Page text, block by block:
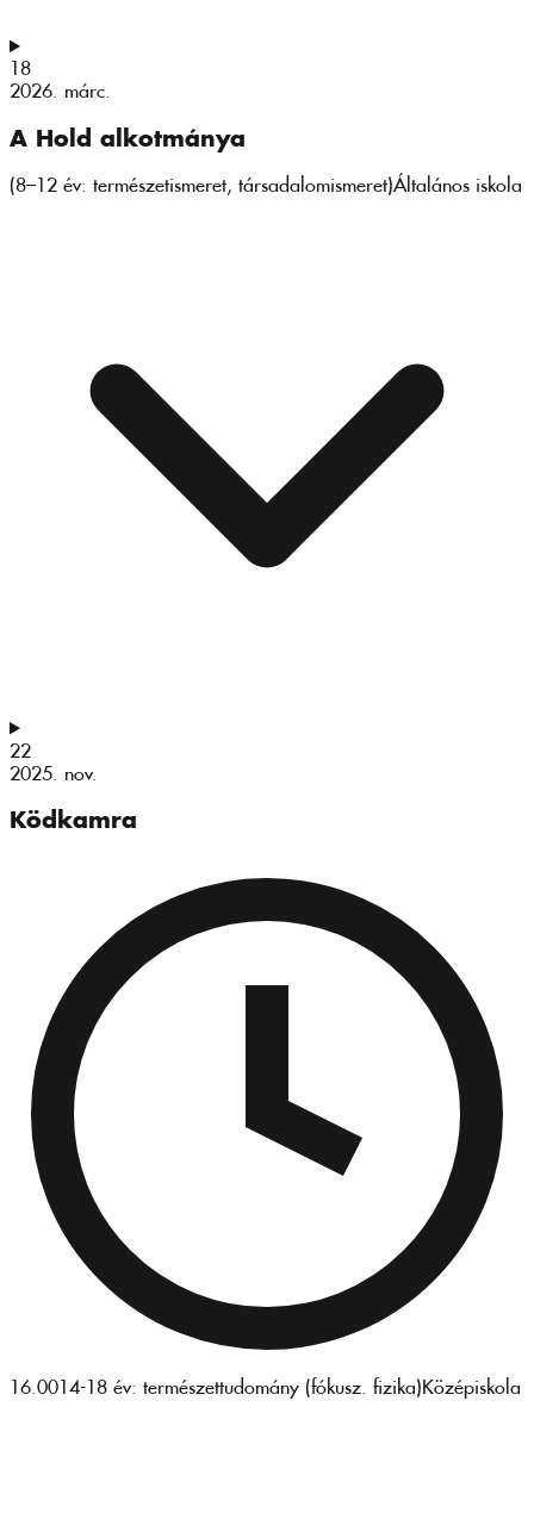
18
2026. márc.
A Hold alkotmánya
(8–12 év: természetismeret, társadalomismeret)Általános iskola
22
2025. nov.
Ködkamra
16.00 14-18 év: természettudomány (fókusz. fizika)Középiskola